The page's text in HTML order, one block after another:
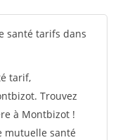
santé tarifs dans
tarif,
Trouvez
à Montbizot !
mutuelle santé